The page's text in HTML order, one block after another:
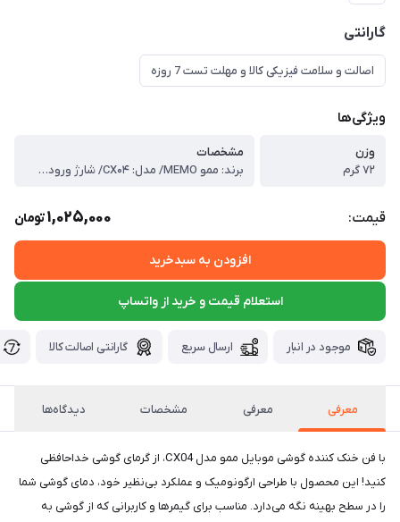
گارانتی
اصالت و سلامت فیزیکی کالا و مهلت تست 7 روزه
ویژگی‌ها
وزن
۷۲ گرم
مشخصات
برند: ممو MEMO/ مدل: CX۰۴/ شارژ ورودی: ۵V/۱.۵A / مناسب برای تمام گوشی های همراه مخصوصا آیفون ۱۲ به بالا/ نوع اتصال: باسیم/ بدون صدا و لرزش /کابل اتصال: Type-C /توانایی خنک کنندگی ۳۶۰ درجه /پرقدرت با قدرت خنک کنندگی بالا /طول کابل: ۱.۵ متر
قیمت: 1,025,000تومان
افزودن به سبدخرید
استعلام قیمت و خرید از واتساپ
موجود در انبار ارسال سریع گارانتی اصالت کالا
معرفی معرفی مشخصات دیدگاه‌ها
با فن خنک کننده گوشی موبایل ممو مدل CX04، از گرمای گوشی خداحافظی
کنید! این محصول با طراحی ارگونومیک و عملکرد بی‌نظیر خود، دمای گوشی شما
را در سطح بهینه نگه می‌دارد. مناسب برای گیمرها و کاربرانی که از گوشی به